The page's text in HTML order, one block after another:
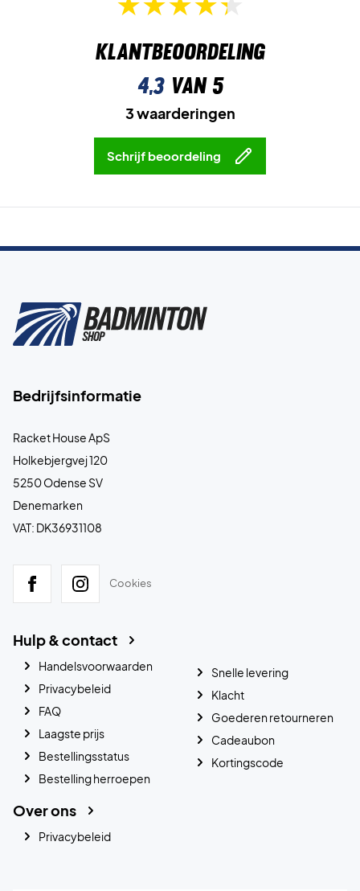
Klantbeoordeling
4,3van 5
3 waarderingen
Schrijf beoordeling
Bedrijfsinformatie
Racket House ApS
Holkebjergvej 120
5250 Odense SV
Denemarken
VAT: DK36931108
Cookies
Hulp & contact
Handelsvoorwaarden
Privacybeleid
FAQ
Laagste prijs
Bestellingsstatus
Bestelling herroepen
Snelle levering
Klacht
Goederen retourneren
Cadeaubon
Kortingscode
Over ons
Privacybeleid